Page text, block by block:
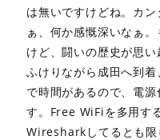
は無いですけどね。カ
ぁ、何か感慨深いなぁ
けど、闘いの歴史が思
ふけりながら成田へ到
で時間があるので、電
す。Free WiFiを多用す
Wiresharkしてるとも限